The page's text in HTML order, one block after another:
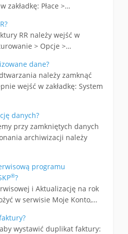
zakładkę: Płace >…
RR należy wejść w
> Opcje >…
dane?
należy zamknąć
wejść w zakładkę: System
danych?
przy zamkniętych danych
archiwizacji należy
programu
®?
i Aktualizację na rok
w serwisie Moje Konto,…
wystawić duplikat faktury: